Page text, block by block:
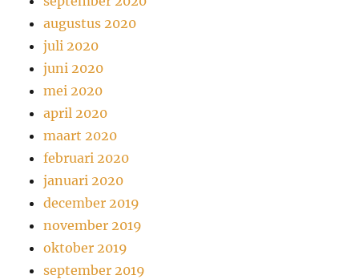
augustus 2020
juli 2020
juni 2020
mei 2020
april 2020
maart 2020
februari 2020
januari 2020
december 2019
november 2019
oktober 2019
september 2019